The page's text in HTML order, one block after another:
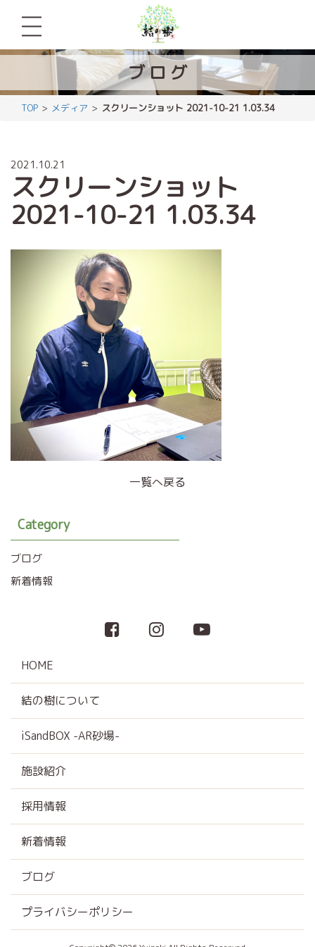
ブロ グ
TOP メディア スクリーンショット 2021-10-21 1.03.34
2021.10.21
スクリーンショット
2021-10-21 1.03.34
一覧へ戻る
Category
ブログ
新着情報
HOME
結の樹について
iSandBOX -AR砂場-
施設紹介
採用情報
新着情報
ブログ
プライバシーポリシー